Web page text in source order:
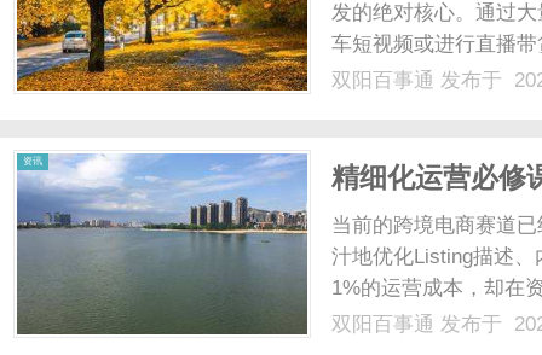
发的绝对核心。通过
车短视频或进行直播
杠杆。然而，当大批
双阳百事通 发布于
资讯
精细化运营必修
住新兴市场每一
当前的跨境电商赛道
汁地优化Listing描述
1%的运营成本，却在
苦苦赚来的利润白白
双阳百事通 发布于